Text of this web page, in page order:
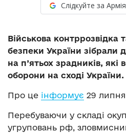
Слідкуйте за
Військова контррозвідка
безпеки України зібрали
на п’ятьох зрадників,
оборони на сході України.
Про це інформує 29
Перебуваючи у складі
угруповань рф,